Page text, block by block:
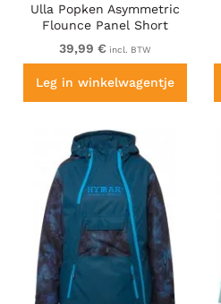
Ulla Popken Asymmetric
Flounce Panel Short
Sleeve Tee Pink
39,99 € incl. BTW
Leg in winkelwagentje